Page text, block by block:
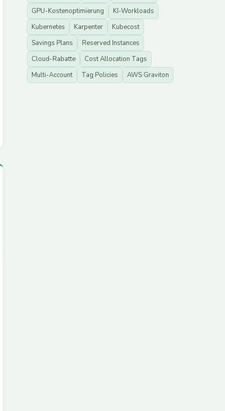
GPU-Kostenoptimierung
KI-Workloads
Kubernetes
Karpenter
Kubecost
Savings Plans
Reserved Instances
Cloud-Rabatte
Cost Allocation Tags
Multi-Account
Tag Policies AWS Graviton